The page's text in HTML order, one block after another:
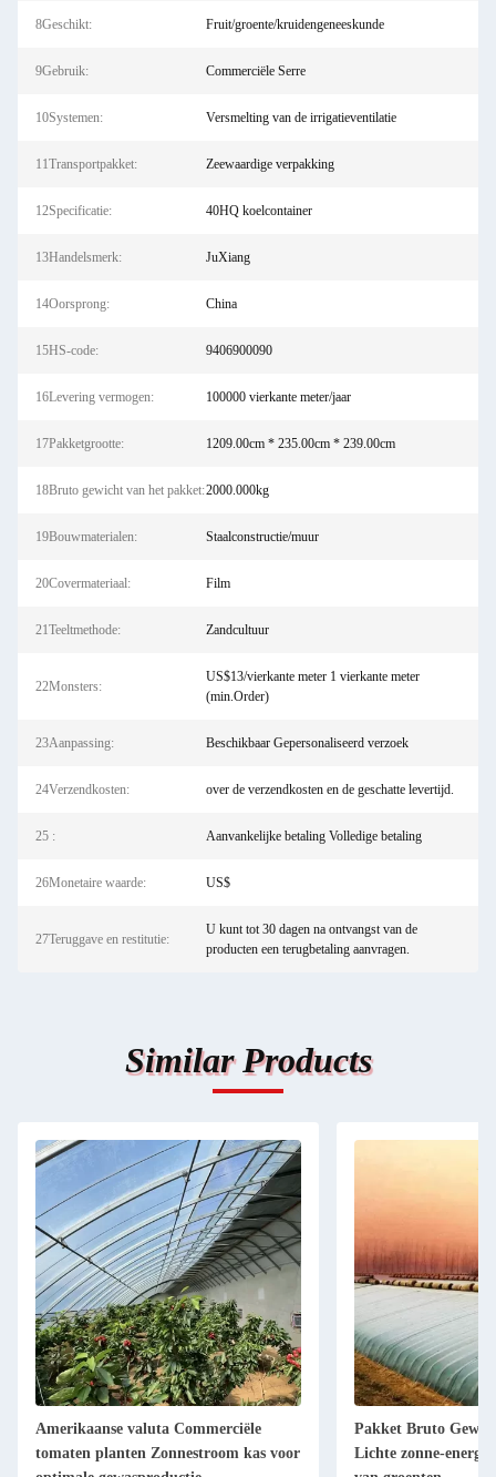
8Geschikt: Fruit/groente/kruidengeneeskunde
9Gebruik: Commerciële Serre
10Systemen: Versmelting van de irrigatieventilatie
11Transportpakket: Zeewaardige verpakking
12Specificatie: 40HQ koelcontainer
13Handelsmerk: JuXiang
14Oorsprong: China
15HS-code: 9406900090
16Levering vermogen: 100000 vierkante meter/jaar
17Pakketgrootte: 1209.00cm * 235.00cm * 239.00cm
18Bruto gewicht van het pakket:2000.000kg
19Bouwmaterialen: Staalconstructie/muur
20Covermateriaal: Film
21Teeltmethode: Zandcultuur
22Monsters:
US$13/vierkante meter 1 vierkante meter
(min.Order)
23Aanpassing: Beschikbaar Gepersonaliseerd verzoek
24Verzendkosten: over de verzendkosten en de geschatte levertijd.
25 : Aanvankelijke betaling Volledige betaling
26Monetaire waarde: US$
27Teruggave en restitutie:
U kunt tot 30 dagen na ontvangst van de
producten een terugbetaling aanvragen.
Similar Products
Amerikaanse valuta Commerciële
tomaten planten Zonnestroom kas voor
Pakket Bruto
Lichte zonne-